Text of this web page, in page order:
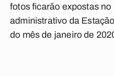
fotos ficarão expostas no
administrativo da
do mês de janeiro de